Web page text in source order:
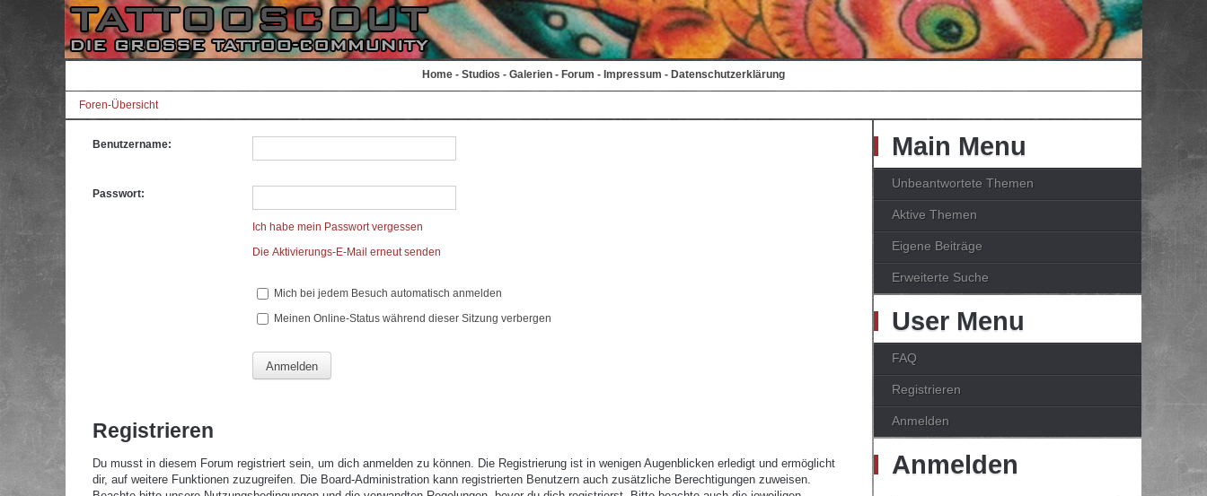
Home - Studios - Galerien - Forum - Impressum - Datenschutzerklärung
Foren-Übersicht
Benutzername:
Passwort:
Ich habe mein Passwort vergessen
Die Aktivierungs-E-Mail erneut senden
Mich bei jedem Besuch automatisch anmelden
Meinen Online-Status während dieser Sitzung verbergen
Registrieren
Du musst in diesem Forum registriert sein, um dich anmelden zu können. Die Registrierung ist in wenigen Augenblicken erledigt und ermöglicht
dir, auf weitere Funktionen zuzugreifen. Die Board-Administration kann registrierten Benutzern auch zusätzliche Berechtigungen zuweisen.
Main Menu
Unbeantwortete Themen
Aktive Themen
Eigene Beiträge
Erweiterte Suche
User Menu
FAQ
Registrieren
Anmelden
Anmelden